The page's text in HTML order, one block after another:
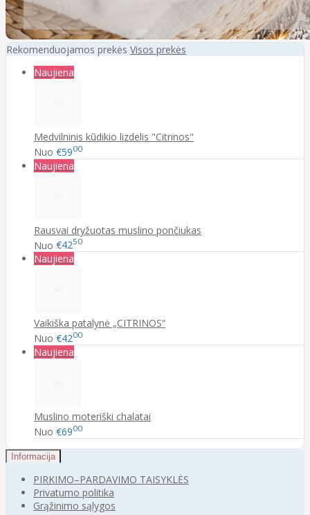
Rekomenduojamos prekės Visos prekės
Naujiena
Medvilninis kūdikio lizdelis "Citrinos"
Nuo €5900
Naujiena
Rausvai dryžuotas muslino pončiukas
Nuo €4250
Naujiena
Vaikiška patalynė „CITRINOS“
Nuo €4200
Naujiena
Muslino moteriški chalatai
Nuo €6900
Informacija
PIRKIMO–PARDAVIMO TAISYKLĖS
Privatumo politika
Grąžinimo sąlygos